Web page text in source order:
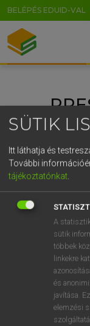
BELÉPÉS EDUID-VAL
HELYESÍRÁS
NYELVTANULÁS
SZÓTÁR
SÜTIK
Itt láthatja és
További
tájékoztatónkat
A
sütik
többek
linkekre
és
javítása.
elemzési
GR
5
g h j
v b n